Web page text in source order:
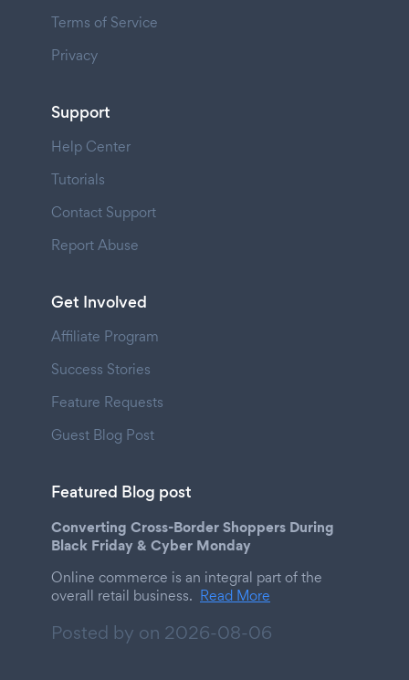
Terms of Service
Privacy
Support
Help Center
Tutorials
Contact Support
Report Abuse
Get Involved
Affiliate Program
Success Stories
Feature Requests
Guest Blog Post
Featured Blog post
Converting Cross-Border Shoppers During
Black Friday & Cyber Monday
Online commerce is an integral part of the
overall retail business. Read More
Posted by on 2026-08-06